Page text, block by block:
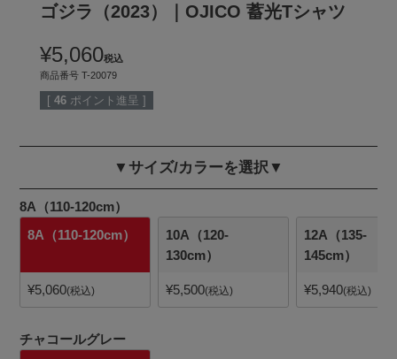
ゴジラ（2023）｜OJICO 蓄光Tシャツ
¥5,060税込
商品番号 T-20079
[ 46 ポイント進呈 ]
▼サイズ/カラーを選択▼
8A（110-120cm）
8A（110-120cm）
¥5,060 税込
10A（120-
130cm）
¥5,500 税込
12A（135-
145cm）
¥5,940 税込
チャコールグレー